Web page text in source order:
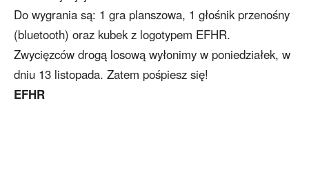
Do wygrania są: 1 gra planszowa, 1 głośnik przenośny
(bluetooth) oraz kubek z logotypem EFHR.
Zwycięzców drogą losową wyłonimy w poniedziałek, w
dniu 13 listopada. Zatem pośpiesz się!
EFHR